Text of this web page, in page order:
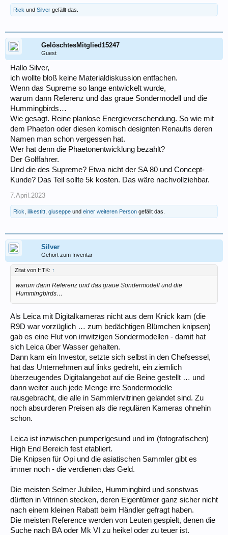
Rick und Silver gefällt das.
GelöschtesMitglied15247
Guest
Hallo Silver,
ich wollte bloß keine Materialdiskussion entfachen.
Wenn das Supreme so lange entwickelt wurde,
warum dann Referenz und das graue Sondermodell und die
Hummingbirds…
Wie gesagt. Reine planlose Energieverschendung. So wie mit
dem Phaeton oder diesen komisch designten Renaults deren
Namen man schon vergessen hat.
Wer hat denn die Phaetonentwicklung bezahlt?
Der Golffahrer.
Und die des Supreme? Etwa nicht der SA 80 und Concept-
Kunde? Das Teil sollte 5k kosten. Das wäre nachvollziehbar.
7.April.2023
Rick ilikestitt giuseppe und einer weiteren Person gefällt das.
Silver
Gehört zum Inventar
Zitat von HTK: ↑
warum dann Referenz und das graue Sondermodell und die
Hummingbirds…
Als Leica mit Digitalkameras nicht aus dem Knick kam (die
R9D war vorzüglich … zum bedächtigen Blümchen knipsen)
gab es eine Flut von irrwitzigen Sondermodellen - damit hat
sich Leica über Wasser gehalten.
Dann kam ein Investor, setzte sich selbst in den Chefsessel,
hat das Unternehmen auf links gedreht, ein ziemlich
überzeugendes Digitalangebot auf die Beine gestellt … und
dann weiter auch jede Menge irre Sondermodelle
rausgebracht, die alle in Sammlervitrinen gelandet sind. Zu
noch absurderen Preisen als die regulären Kameras ohnehin
schon.
Leica ist inzwischen pumperlgesund und im (fotografischen)
High End Bereich fest etabliert.
Die Knipsen für Opi und die asiatischen Sammler gibt es
immer noch - die verdienen das Geld.
Die meisten Selmer Jubilee, Hummingbird und sonstwas
dürften in Vitrinen stecken, deren Eigentümer ganz sicher nicht
nach einem kleinen Rabatt beim Händler gefragt haben.
Die meisten Reference werden von Leuten gespielt, denen die
Suche nach BA oder Mk VI zu heikel oder zu teuer ist.